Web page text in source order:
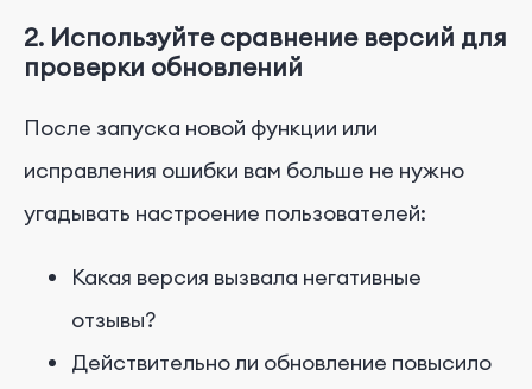
2. Используйте сравнение версий для
проверки обновлений
После запуска новой функции или
исправления ошибки вам больше не нужно
угадывать настроение пользователей:
Какая версия вызвала негативные
отзывы?
Действительно ли обновление повысило